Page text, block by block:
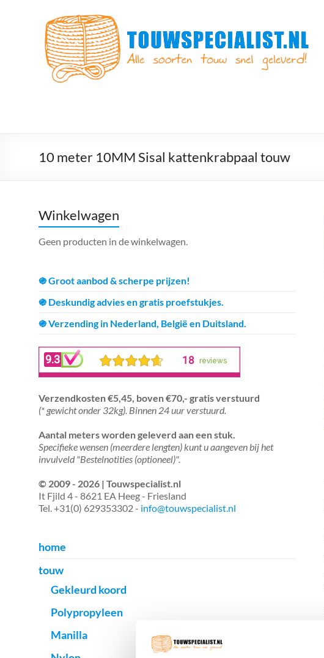
Touwspecialist.nl
Touwspecialist.nl,
het
adres
en
goed
10 meter 10MM Sisal kattenkrabpaal touw
Winkelwagen
Geen producten in de winkelwagen.
֍ Groot aanbod & scherpe prijzen!
֍ Deskundig advies en gratis proefstukjes.
֍ Verzending in Nederland, België en Duitsland.
Verzendkosten €5,45, boven €70,- gratis verstuurd
(* gewicht onder 32kg). Binnen 24 uur verstuurd.
Aantal meters worden geleverd aan een stuk.
Specifieke wensen (meerdere lengten) kunt u aangeven bij het
invulveld "Bestelnotities (optioneel)".
© 2009 - 2026 | Touwspecialist.nl
It Fjild 4 - 8621 EA Heeg - Friesland
Tel. +31(0) 629353302 - info@touwspecialist.nl
home
touw
Gekleurd koord
Polypropyleen
Manilla